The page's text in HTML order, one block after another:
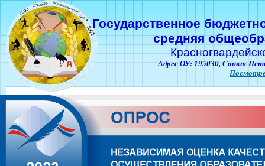
Государственное
средняя
Адрес ОУ: 195030, Санкт-